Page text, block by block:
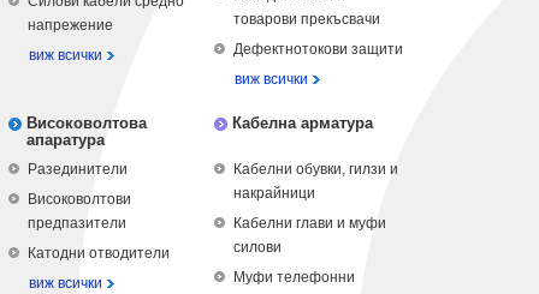
напрежение
виж всички
товарови прекъсвачи
Дефектнотокови защити
виж всички
Високоволтова
апаратура
Разединители
Високоволтови
предпазители
Катодни отводители
виж всички
Кабелна арматура
Кабелни обувки, гилзи и
накрайници
Кабелни глави и муфи
силови
Муфи телефонни